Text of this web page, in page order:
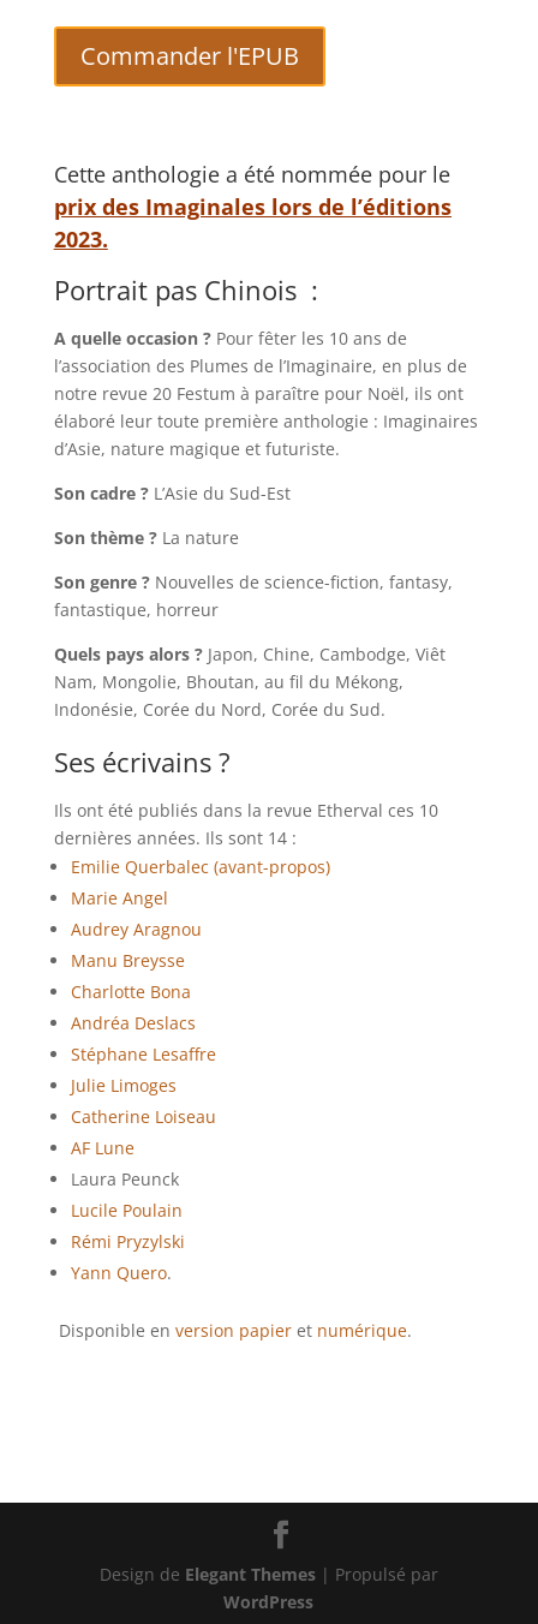
Commander l'EPUB
Cette anthologie a été nommée pour le
prix des Imaginales lors de l’éditions
2023.
Portrait pas Chinois :
A quelle occasion ?Pour fêter les 10 ans de
l’association des Plumes de l’Imaginaire, en plus de
notre revue 20 Festum à paraître pour Noël, ils ont
élaboré leur toute première anthologie : Imaginaires
d’Asie, nature magique et futuriste.
Son cadre ?L’Asie du Sud-Est
Son thème ?La nature
Son genre ?Nouvelles de science-fiction, fantasy,
fantastique, horreur
Quels pays alors ?Japon, Chine, Cambodge, Viêt
Nam, Mongolie, Bhoutan, au fil du Mékong,
Indonésie, Corée du Nord, Corée du Sud.
Ses écrivains ?
Ils ont été publiés dans la revue Etherval ces 10
dernières années. Ils sont 14 :
Emilie Querbalec (avant-propos)
Marie Angel
Audrey Aragnou
Manu Breysse
Charlotte Bona
Andréa Deslacs
Stéphane Lesaffre
Julie Limoges
Catherine Loiseau
AF Lune
Laura Peunck
Lucile Poulain
Rémi Pryzylski
Yann Quero.
Disponible en version papieret numérique.
Design de Elegant Themes| Propulsé par
WordPress